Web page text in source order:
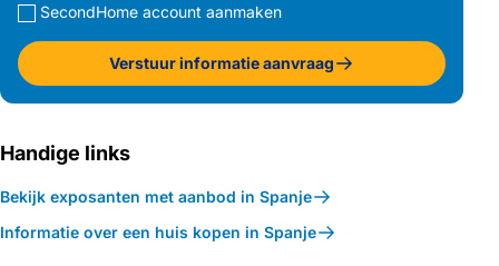
SecondHome account aanmaken
Verstuur informatie aanvraag
Handige links
Bekijk exposanten met aanbod in Spanje
Informatie over een huis kopen in Spanje